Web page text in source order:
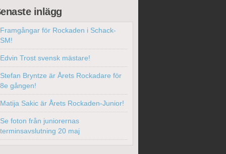
inlägg
Framgångar för Rockaden i Schack-
SM!
Edvin Trost svensk mästare!
Stefan Bryntze är Årets Rockadare för
8e gången!
Matija Sakic är Årets Rockaden-Junior!
Se foton från juniorernas
terminsavslutning 20 maj